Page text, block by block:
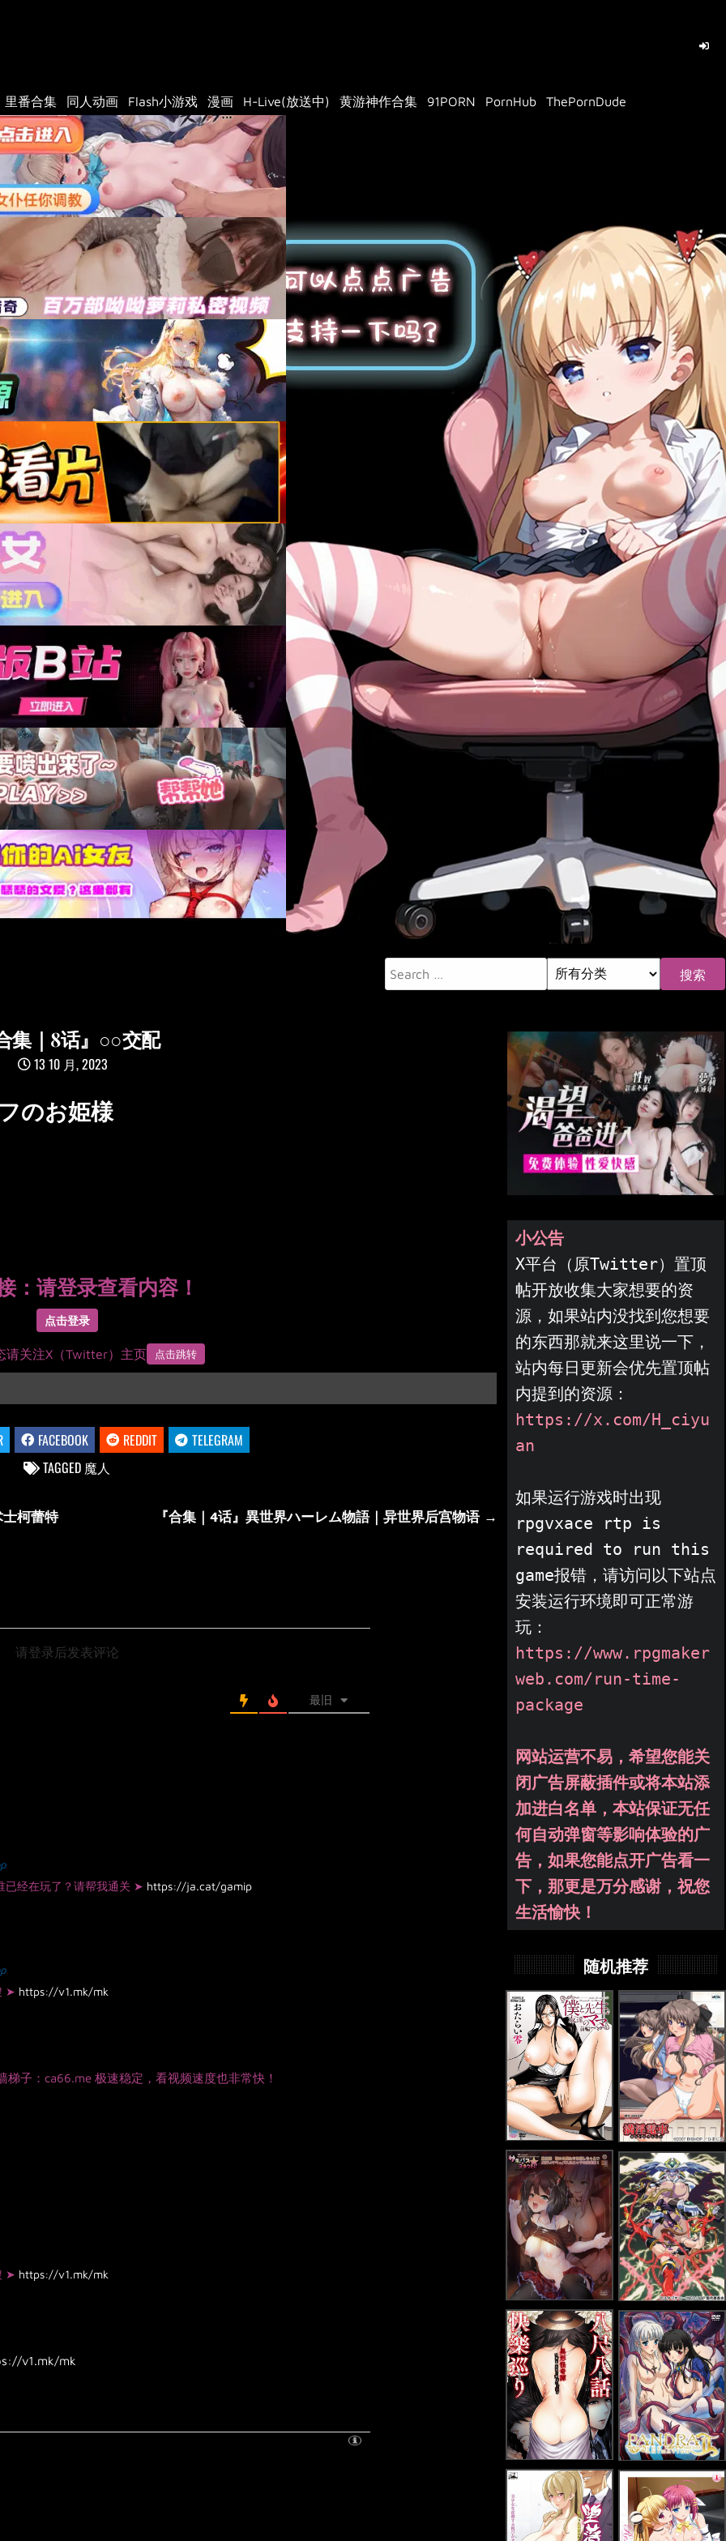
里番合集 同人动画 Flash小游戏 漫画 H-Live(放送中) 黄游神作合集 91PORN PornHub ThePornDude
集｜8话』○○交配
13 10 月, 2023
のお姫様
：请登录查看内容！
点击登录
请关注X（Twitter）主页 点击跳转
FACEBOOK REDDIT
TELEGRAM
TAGGED 魔人
『合集｜4话』異世界ハーレム物語｜异世界后宫物语 →
柯蕾特
请登录后发表评论
最旧
已经在玩了？请帮我通关 ➤ https://ja.cat/gamip
➤ https://v1.mk/mk
子：ca66.me 极速稳定，看视频速度也非常快！
➤ https://v1.mk/mk
v1.mk/mk
小公告
X平台（原Twitter）置顶
帖开放收集大家想要的资
源，如果站内没找到您想要
的东西那就来这里说一下，
站内每日更新会优先置顶帖
内提到的资源：
https://x.com/H_ciyu
an
如果运行游戏时出现
rpgvxace rtp is
required to run this
game报错，请访问以下站点
安装运行环境即可正常游
玩：
https://www.rpgmaker
web.com/run-time-
package
网站运营不易，希望您能关
闭广告屏蔽插件或将本站添
加进白名单，本站保证无任
何自动弹窗等影响体验的广
告，如果您能点开广告看一
下，那更是万分感谢，祝您
生活愉快！
随机推荐